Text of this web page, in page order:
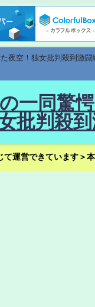
空！独女批判殺到激
一同驚
批判殺
運営できています＞